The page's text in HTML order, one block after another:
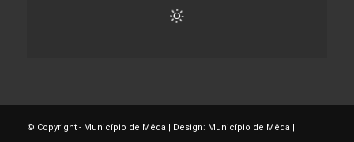
© Copyright - Município de Mêda | Design: Município de Mêda |